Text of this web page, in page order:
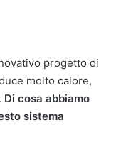
progetto di
molto calore,
Di cosa abbiamo
sistema